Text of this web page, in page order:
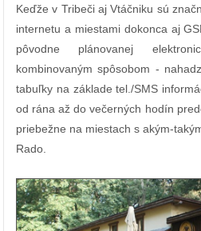
Keďže v Tribeči aj Vtáčniku sú
internetu a miestami dokonca aj
pôvodne plánovanej
kombinovaným spôsobom -
tabuľky na základe tel./SMS
od rána až do večerných hodín
priebežne na miestach s akým-
Rado.